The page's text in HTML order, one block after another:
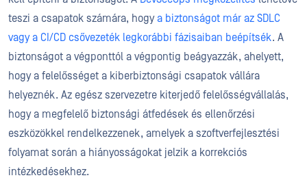
teszi a csapatok számára, hogy a biztonságot már az SDLC
vagy a CI/CD csővezeték legkorábbi fázisaiban beépítsék. A
biztonságot a végponttól a végpontig beágyazzák, ahelyett,
hogy a felelősséget a kiberbiztonsági csapatok vállára
helyeznék. Az egész szervezetre kiterjedő felelősségvállalás,
hogy a megfelelő biztonsági átfedések és ellenőrzési
eszközökkel rendelkezzenek, amelyek a szoftverfejlesztési
folyamat során a hiányosságokat jelzik a korrekciós
intézkedésekhez.